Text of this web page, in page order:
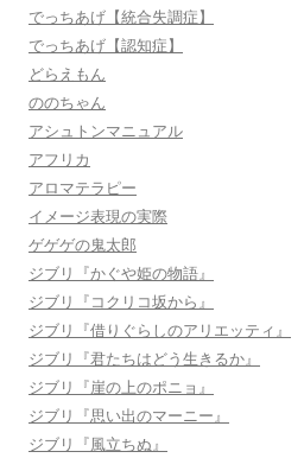
でっちあげ【統合失調症】
でっちあげ【認知症】
どらえもん
ののちゃん
アシュトンマニュアル
アフリカ
アロマテラピー
イメージ表現の実際
ゲゲゲの鬼太郎
ジブリ『かぐや姫の物語』
ジブリ『コクリコ坂から』
ジブリ『借りぐらしのアリエッティ』
ジブリ『君たちはどう生きるか』
ジブリ『崖の上のポニョ』
ジブリ『思い出のマーニー』
ジブリ『風立ちぬ』